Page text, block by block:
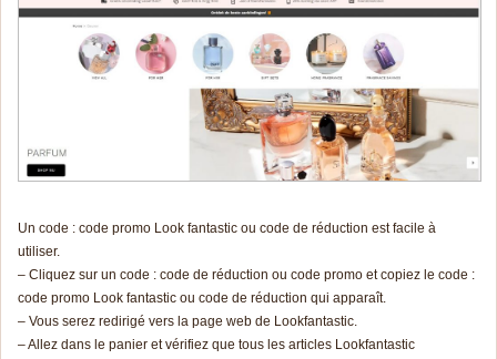
Un code : code promo Look fantastic ou code de réduction est facile à
utiliser.
– Cliquez sur un code : code de réduction ou code promo et copiez le code :
code promo Look fantastic ou code de réduction qui apparaît.
– Vous serez redirigé vers la page web de Lookfantastic.
– Allez dans le panier et vérifiez que tous les articles Lookfantastic